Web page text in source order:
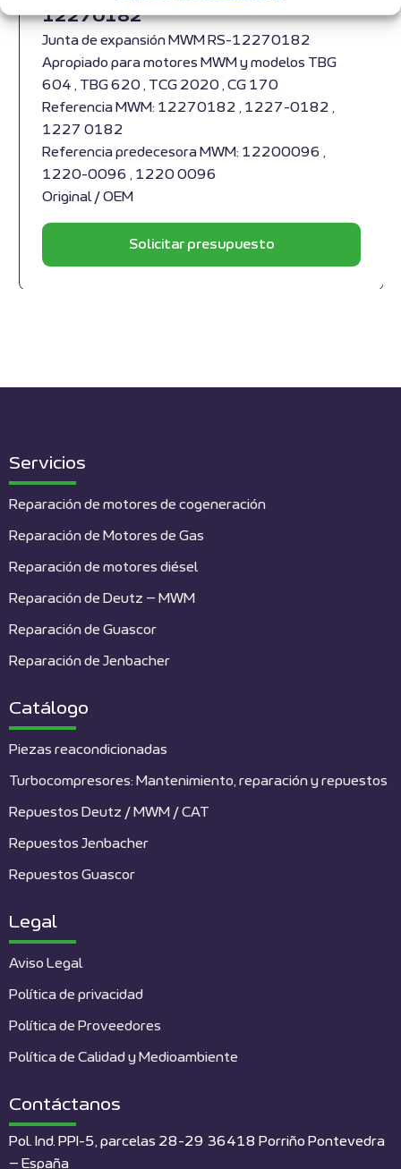
12270182
Junta de expansión MWM RS-12270182
Apropiado para motores MWM y modelos TBG
604 , TBG 620 , TCG 2020 , CG 170
Referencia MWM: 12270182 , 1227-0182 ,
1227 0182
Referencia predecesora MWM: 12200096 ,
1220-0096 , 1220 0096
Original / OEM
Solicitar presupuesto
Servicios
Reparación de motores de cogeneración
Reparación de Motores de Gas
Reparación de motores diésel
Reparación de Deutz – MWM
Reparación de Guascor
Reparación de Jenbacher
Catálogo
Piezas reacondicionadas
Turbocompresores: Mantenimiento, reparación y repuestos
Repuestos Deutz / MWM / CAT
Repuestos Jenbacher
Repuestos Guascor
Legal
Aviso Legal
Política de privacidad
Política de Proveedores
Política de Calidad y Medioambiente
Contáctanos
Pol. Ind. PPI-5, parcelas 28-29 36418 Porriño Pontevedra
– España